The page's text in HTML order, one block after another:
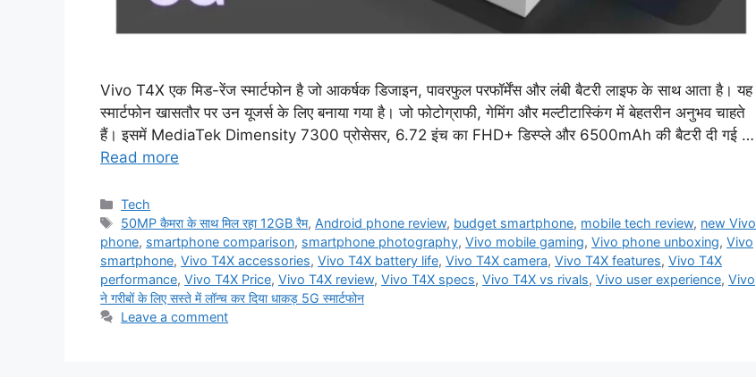
Vivo T4X एक मिड-रेंज स्मार्टफोन है जो आकर्षक डिजाइन, पावरफुल परफॉर्मेंस और लंबी बैटरी लाइफ के साथ आता है। यह
स्मार्टफोन खासतौर पर उन यूजर्स के लिए बनाया गया है। जो फोटोग्राफी, गेमिंग और मल्टीटास्किंग में बेहतरीन अनुभव चाहते
हैं। इसमें MediaTek Dimensity 7300 प्रोसेसर, 6.72 इंच का FHD+ डिस्प्ले और 6500mAh की बैटरी दी गई …
Read more
Categories
Tech
Tags
50MP कैमरा के साथ मिल रहा 12GB रैम, Android phone review, budget smartphone, mobile tech review, new Vivo
phone, smartphone comparison, smartphone photography, Vivo mobile gaming, Vivo phone unboxing, Vivo
smartphone, Vivo T4X accessories, Vivo T4X battery life, Vivo T4X camera, Vivo T4X features, Vivo T4X
performance, Vivo T4X Price, Vivo T4X review, Vivo T4X specs, Vivo T4X vs rivals, Vivo user experience, Vivo
ने गरीबों के लिए सस्ते में लॉन्च कर दिया धाकड़ 5G स्मार्टफोन
Leave a comment